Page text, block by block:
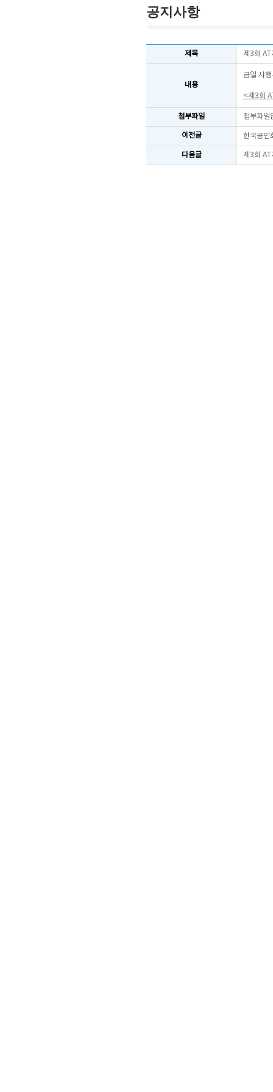
공지사항
제목 제3회 AT
내용
금일 시
<제3회
첨부파일 첨부파일
이전글 한국공인
다음글 제3회 AT